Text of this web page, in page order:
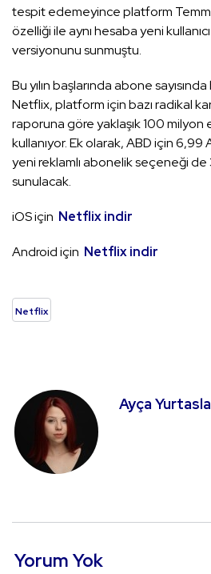
tespit edemeyince platform
özelliği ile aynı hesaba yeni
versiyonunu sunmuştu.
Bu yılın başlarında abone
Netflix, platform için bazı radikal
raporuna göre yaklaşık 100 milyon
kullanıyor. Ek olarak, ABD için 6,99
yeni reklamlı abonelik seçeneği de 3
sunulacak.
iOS için Netflix indir
Android için Netflix indir
Netflix
Ayça
Yorum Yok